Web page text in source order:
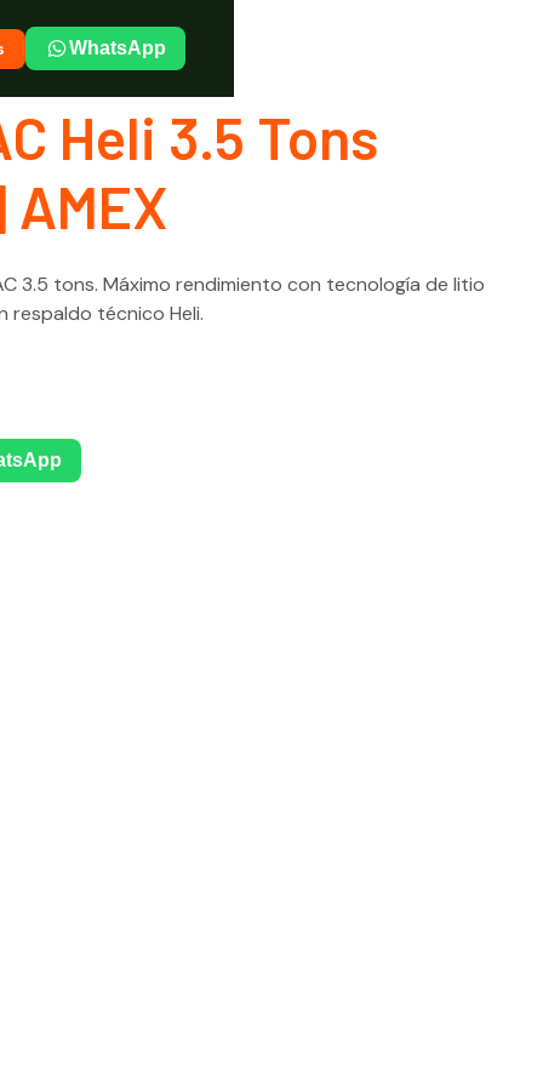
WhatsApp
Heli 3.5 Tons
AMEX
3.5 tons. Máximo rendimiento con tecnología de litio
respaldo técnico Heli.